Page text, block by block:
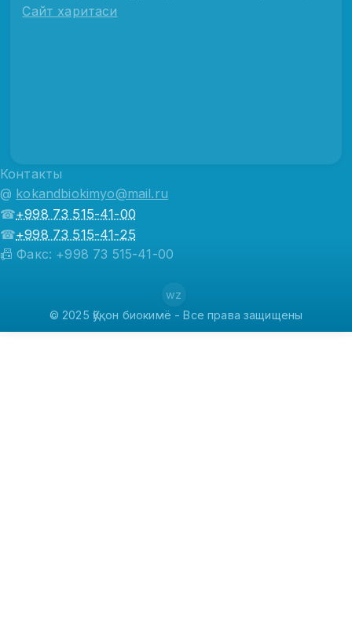
Сайт харитаси
Контакты
@ kokandbiokimyo@mail.ru
☎+998 73 515-41-00
☎+998 73 515-41-25
📠 Факс: +998 73 515-41-00
wz
© 2025 Қўқон биокимё - Все права защищены